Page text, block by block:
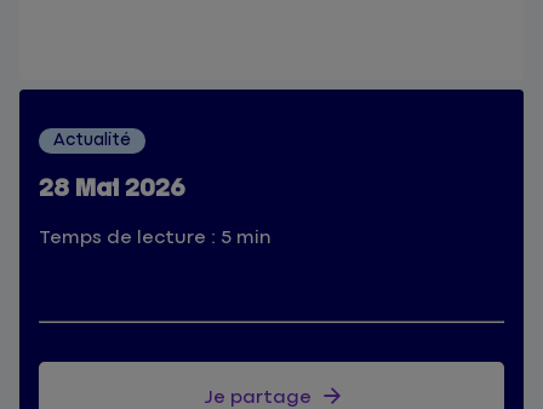
Actualité
28 Mai 2026
Temps de lecture : 5 min
Je partage